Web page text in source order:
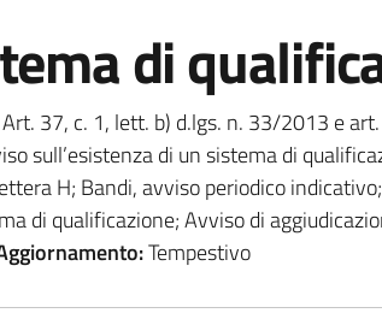
di
37, c. 1, lett. b) d.lgs. n. 33/2013 e art.
sull’esistenza di un sistema di
H; Bandi, avviso periodico
di qualificazione; Avviso di
Tempestivo